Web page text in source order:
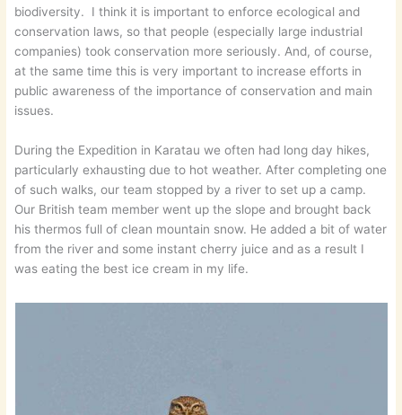
biodiversity. I think it is important to enforce ecological and
conservation laws, so that people (especially large industrial
companies) took conservation more seriously. And, of course,
at the same time this is very important to increase efforts in
public awareness of the importance of conservation and main
issues.
During the Expedition in Karatau we often had long day hikes,
particularly exhausting due to hot weather. After completing one
of such walks, our team stopped by a river to set up a camp.
Our British team member went up the slope and brought back
his thermos full of clean mountain snow. He added a bit of water
from the river and some instant cherry juice and as a result I
was eating the best ice cream in my life.